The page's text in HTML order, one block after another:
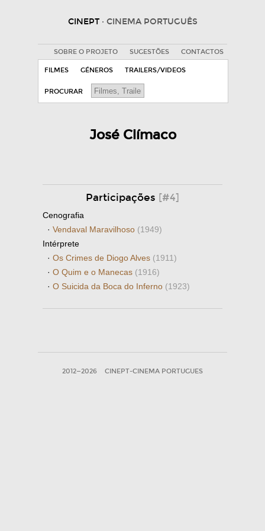
CINEPT · CINEMA PORTUGUÊS
SOBRE O PROJETO SUGESTÕES CONTACTOS
FILMES GÉNEROS TRAILERS/VIDEOS
PROCURAR
José Clímaco
Participações [#4]
Cenografia
· Vendaval Maravilhoso (1949)
Intérprete
· Os Crimes de Diogo Alves (1911)
· O Quim e o Manecas (1916)
· O Suicida da Boca do Inferno (1923)
2012—2026 CINEPT-CINEMA PORTUGUES